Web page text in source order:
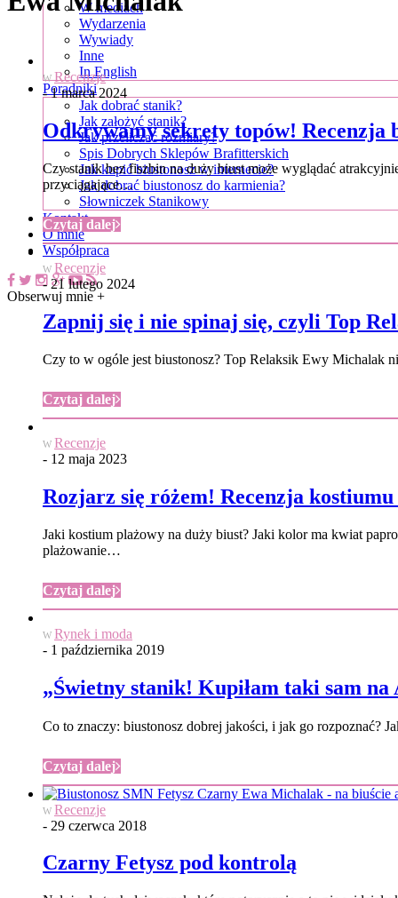
W mediach
Wydarzenia
Wywiady
Inne
In English
Poradniki
Jak dobrać stanik?
Jak założyć stanik?
Jak przeliczać rozmiary?
Spis Dobrych Sklepów Brafitterskich
Jak kupić biustonosz w internecie?
Jak dobrać biustonosz do karmienia?
Słowniczek Stanikowy
Kontakt
O mnie
Współpraca
Obserwuj mnie +
W Recenzje
- 1 marca 2024
Odkrywamy sekrety topów! Recenzja
Czy stanik bez fiszbin na duży biust może wyglądać
przyciągające…
Czytaj dalej
W Recenzje
- 21 lutego 2024
Zapnij się i nie spinaj się, czyli Top
Czy to w ogóle jest biustonosz? Top Relaksik Ewy Michalak
Czytaj dalej
W Recenzje
- 12 maja 2023
Rozjarz się różem! Recenzja
Jaki kostium plażowy na duży biust? Jaki kolor ma kwiat
plażowanie…
Czytaj dalej
W Rynek i moda
- 1 października 2019
„Świetny stanik! Kupiłam taki sam
Co to znaczy: biustonosz dobrej jakości, i jak go rozpoznać?
Czytaj dalej
W Recenzje
- 29 czerwca 2018
Czarny Fetysz pod kontrolą